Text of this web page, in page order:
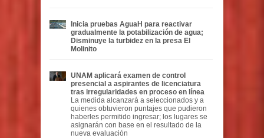
Inicia pruebas AguaH para reactivar
gradualmente la potabilización de agua;
Disminuye la turbidez en la presa El
Molinito
UNAM aplicará examen de control
presencial a aspirantes de licenciatura
tras irregularidades en proceso en línea
La medida alcanzará a seleccionados y a
quienes obtuvieron puntajes que pudieron
haberles permitido ingresar; los lugares se
asignarán con base en el resultado de la
nueva evaluación